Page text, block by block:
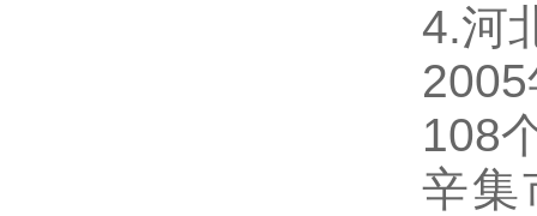
4.河
108
辛